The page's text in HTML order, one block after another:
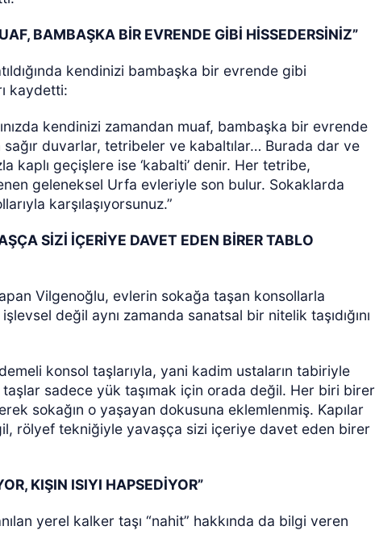
BAMBAŞKA BİR EVRENDE GİBİ HİSSEDERSİNİZ”
kendinizi bambaşka bir evrende gibi
kaydetti:
kendinizi zamandan muaf, bambaşka bir evrende
duvarlar, tetribeler ve kabaltılar… Burada dar ve
kaplı geçişlere ise ‘kabalti’ denir. Her tetribe,
geleneksel Urfa evleriyle son bulur. Sokaklarda
karşılaşıyorsunuz.”
SİZİ İÇERİYE DAVET EDEN BİRER TABLO
Vilgenoğlu, evlerin sokağa taşan konsollarla
değil aynı zamanda sanatsal bir nitelik taşıdığını
konsol taşlarıyla, yani kadim ustaların tabiriyle
sadece yük taşımak için orada değil. Her biri birer
sokağın o yaşayan dokusuna eklemlenmiş. Kapılar
rölyef tekniğiyle yavaşça sizi içeriye davet eden birer
KIŞIN ISIYI HAPSEDİYOR”
yerel kalker taşı “nahit” hakkında da bilgi veren